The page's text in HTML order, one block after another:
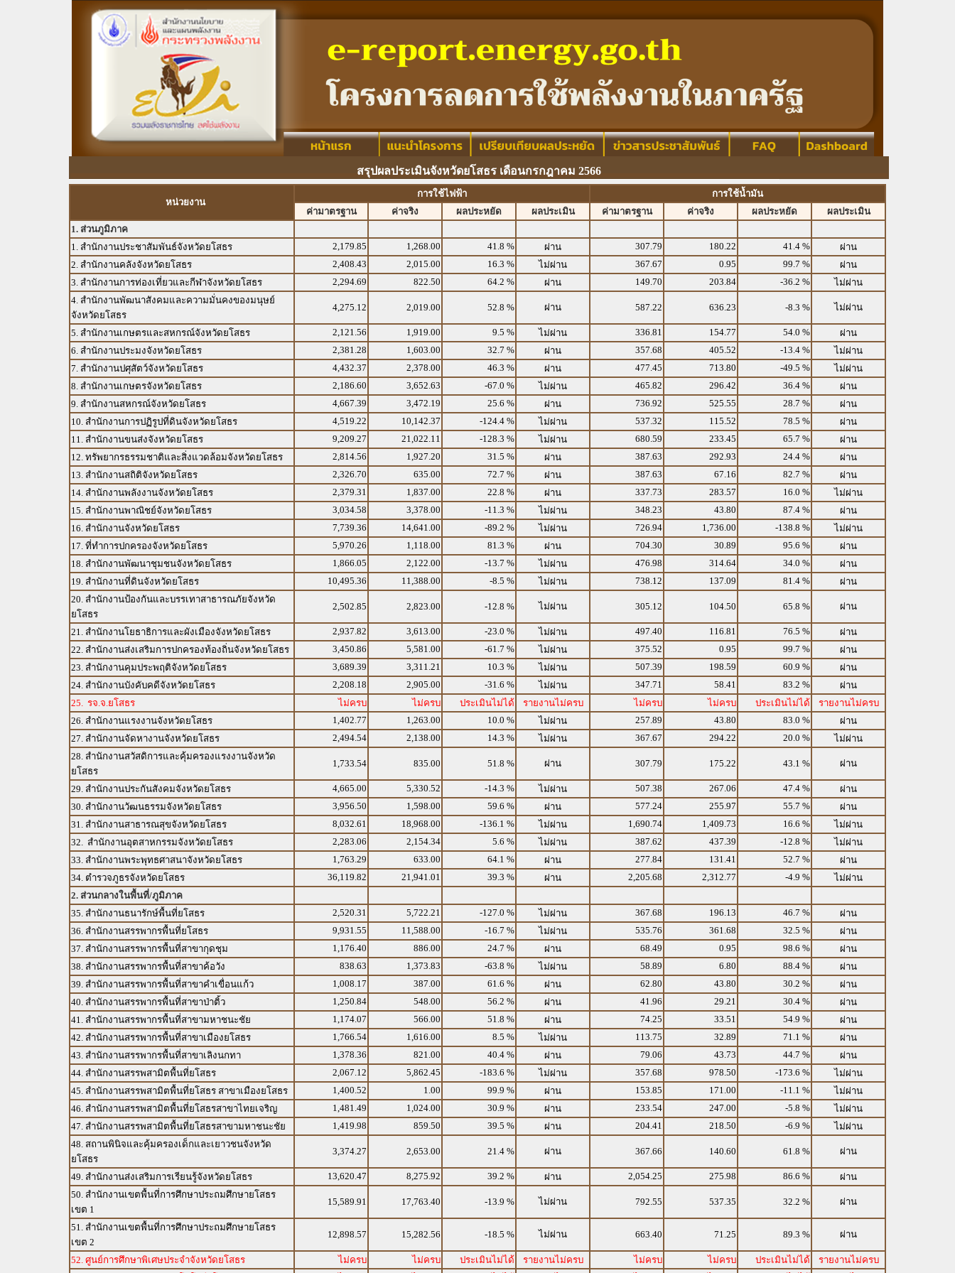
สรุปผลประเมินจังหวัดยโสธร เดือนกรกฎาคม 2566
หน่วยงาน
การใช้ไฟฟ้า
การใช้น้ำมัน
ค่ามาตรฐาน
ค่าจริง ผลประหยัด ผลประเมิน ค่ามาตรฐาน ค่าจริง ผลประหยัด
ผลประเมิน
1. ส่วนภูมิภาค
1. สำนักงานประชาสัมพันธ์จังหวัดยโสธร
2,179.85 1,268.00 41.8 % ผ่าน 307.79 180.22 41.4 %
ผ่าน
2. สำนักงานคลังจังหวัดยโสธร
2,408.43 2,015.00 16.3 % ไม่ผ่าน 367.67 0.95 99.7 %
ผ่าน
3. สำนักงานการท่องเที่ยวและกีฬาจังหวัดยโสธร
2,294.69 822.50 64.2 % ผ่าน 149.70 203.84 -36.2 %
ไม่ผ่าน
4. สำนักงานพัฒนาสังคมและความมั่นคงของมนุษย์
จังหวัดยโสธร
4,275.12 2,019.00 52.8 % ผ่าน 587.22 636.23 -8.3 % ไม่ผ่าน
5. สำนักงานเกษตรและสหกรณ์จังหวัดยโสธร 2,121.56 1,919.00 9.5 % ไม่ผ่าน 336.81 154.77 54.0 %
ผ่าน
6. สำนักงานประมงจังหวัดยโสธร
2,381.28 1,603.00 32.7 % ผ่าน 357.68 405.52 -13.4 %
ไม่ผ่าน
7. สำนักงานปศุสัตว์จังหวัดยโสธร
4,432.37 2,378.00 46.3 % ผ่าน 477.45 713.80 -49.5 %
ไม่ผ่าน
8. สำนักงานเกษตรจังหวัดยโสธร
2,186.60 3,652.63 -67.0 % ไม่ผ่าน 465.82 296.42 36.4 %
ผ่าน
9. สำนักงานสหกรณ์จังหวัดยโสธร
4,667.39 3,472.19 25.6 % ผ่าน 736.92 525.55 28.7 %
ผ่าน
10. สำนักงานการปฏิรูปที่ดินจังหวัดยโสธร
4,519.22 10,142.37 -124.4 % ไม่ผ่าน 537.32 115.52 78.5 %
ผ่าน
11. สำนักงานขนส่งจังหวัดยโสธร
9,209.27 21,022.11 -128.3 % ไม่ผ่าน 680.59 233.45 65.7 %
ผ่าน
12. ทรัพยากรธรรมชาติและสิ่งแวดล้อมจังหวัดยโสธร
2,814.56 1,927.20 31.5 % ผ่าน 387.63 292.93 24.4 %
ผ่าน
13. สำนักงานสถิติจังหวัดยโสธร
2,326.70 635.00 72.7 % ผ่าน 387.63 67.16 82.7 %
ผ่าน
14. สำนักงานพลังงานจังหวัดยโสธร
2,379.31 1,837.00 22.8 % ผ่าน 337.73 283.57 16.0 %
ไม่ผ่าน
15. สำนักงานพาณิชย์จังหวัดยโสธร
3,034.58 3,378.00 -11.3 % ไม่ผ่าน 348.23 43.80 87.4 %
ผ่าน
16. สำนักงานจังหวัดยโสธร
7,739.36 14,641.00 -89.2 % ไม่ผ่าน 726.94 1,736.00 -138.8 %
ไม่ผ่าน
17. ที่ทำการปกครองจังหวัดยโสธร
5,970.26 1,118.00 81.3 % ผ่าน 704.30 30.89 95.6 %
ผ่าน
18. สำนักงานพัฒนาชุมชนจังหวัดยโสธร
1,866.05 2,122.00 -13.7 % ไม่ผ่าน 476.98 314.64 34.0 %
ผ่าน
19. สำนักงานที่ดินจังหวัดยโสธร
10,495.36 11,388.00 -8.5 % ไม่ผ่าน 738.12 137.09 81.4 %
ผ่าน
20. สำนักงานป้องกันและบรรเทาสาธารณภัยจังหวัด
ยโสธร
2,502.85 2,823.00 -12.8 % ไม่ผ่าน 305.12 104.50 65.8 % ผ่าน
21. สำนักงานโยธาธิการและผังเมืองจังหวัดยโสธร 2,937.82 3,613.00 -23.0 % ไม่ผ่าน 497.40 116.81 76.5 %
ผ่าน
22. สำนักงานส่งเสริมการปกครองท้องถิ่นจังหวัดยโสธร
3,450.86 5,581.00 -61.7 % ไม่ผ่าน 375.52 0.95 99.7 %
ผ่าน
23. สำนักงานคุมประพฤติจังหวัดยโสธร
3,689.39 3,311.21 10.3 % ไม่ผ่าน 507.39 198.59 60.9 %
ผ่าน
24. สำนักงานบังคับคดีจังหวัดยโสธร
2,208.18 2,905.00 -31.6 % ไม่ผ่าน 347.71 58.41 83.2 %
ผ่าน
25. รจ.จ.ยโสธร
ไม่ครบ ไม่ครบ ประเมินไม่ได้ รายงานไม่ครบ ไม่ครบ ไม่ครบ ประเมินไม่ได้
รายงานไม่ครบ
26. สำนักงานแรงงานจังหวัดยโสธร
1,402.77 1,263.00 10.0 % ไม่ผ่าน 257.89 43.80 83.0 %
ผ่าน
27. สำนักงานจัดหางานจังหวัดยโสธร
2,494.54 2,138.00 14.3 % ไม่ผ่าน 367.67 294.22 20.0 %
ไม่ผ่าน
28. สำนักงานสวัสดิการและคุ้มครองแรงงานจังหวัด
ยโสธร
1,733.54 835.00 51.8 % ผ่าน 307.79 175.22 43.1 % ผ่าน
29. สำนักงานประกันสังคมจังหวัดยโสธร 4,665.00 5,330.52 -14.3 % ไม่ผ่าน 507.38 267.06 47.4 %
ผ่าน
30. สำนักงานวัฒนธรรมจังหวัดยโสธร
3,956.50 1,598.00 59.6 % ผ่าน 577.24 255.97 55.7 %
ผ่าน
31. สำนักงานสาธารณสุขจังหวัดยโสธร
8,032.61 18,968.00 -136.1 % ไม่ผ่าน 1,690.74 1,409.73 16.6 %
ไม่ผ่าน
32. สำนักงานอุตสาหกรรมจังหวัดยโสธร
2,283.06 2,154.34 5.6 % ไม่ผ่าน 387.62 437.39 -12.8 %
ไม่ผ่าน
33. สำนักงานพระพุทธศาสนาจังหวัดยโสธร
1,763.29 633.00 64.1 % ผ่าน 277.84 131.41 52.7 %
ผ่าน
34. ตำรวจภูธรจังหวัดยโสธร
36,119.82 21,941.01 39.3 % ผ่าน 2,205.68 2,312.77 -4.9 %
ไม่ผ่าน
2. ส่วนกลางในพื้นที่/ภูมิภาค
35. สำนักงานธนารักษ์พื้นที่ยโสธร
2,520.31 5,722.21 -127.0 % ไม่ผ่าน 367.68 196.13 46.7 %
ผ่าน
36. สำนักงานสรรพากรพื้นที่ยโสธร
9,931.55 11,588.00 -16.7 % ไม่ผ่าน 535.76 361.68 32.5 %
ผ่าน
37. สำนักงานสรรพากรพื้นที่สาขากุดชุม
1,176.40 886.00 24.7 % ผ่าน 68.49 0.95 98.6 %
ผ่าน
38. สำนักงานสรรพากรพื้นที่สาขาค้อวัง
838.63 1,373.83 -63.8 % ไม่ผ่าน 58.89 6.80 88.4 %
ผ่าน
39. สำนักงานสรรพากรพื้นที่สาขาคำเขื่อนแก้ว
1,008.17 387.00 61.6 % ผ่าน 62.80 43.80 30.2 %
ผ่าน
40. สำนักงานสรรพากรพื้นที่สาขาป่าติ้ว
1,250.84 548.00 56.2 % ผ่าน 41.96 29.21 30.4 %
ผ่าน
41. สำนักงานสรรพากรพื้นที่สาขามหาชนะชัย
1,174.07 566.00 51.8 % ผ่าน 74.25 33.51 54.9 %
ผ่าน
42. สำนักงานสรรพากรพื้นที่สาขาเมืองยโสธร
1,766.54 1,616.00 8.5 % ไม่ผ่าน 113.75 32.89 71.1 %
ผ่าน
43. สำนักงานสรรพากรพื้นที่สาขาเลิงนกทา
1,378.36 821.00 40.4 % ผ่าน 79.06 43.73 44.7 %
ผ่าน
44. สำนักงานสรรพสามิตพื้นที่ยโสธร
2,067.12 5,862.45 -183.6 % ไม่ผ่าน 357.68 978.50 -173.6 %
ไม่ผ่าน
45. สำนักงานสรรพสามิตพื้นที่ยโสธร สาขาเมืองยโสธร
1,400.52 1.00 99.9 % ผ่าน 153.85 171.00 -11.1 %
ไม่ผ่าน
46. สำนักงานสรรพสามิตพื้นที่ยโสธรสาขาไทยเจริญ
1,481.49 1,024.00 30.9 % ผ่าน 233.54 247.00 -5.8 %
ไม่ผ่าน
47. สำนักงานสรรพสามิตพื้นที่ยโสธรสาขามหาชนะชัย
1,419.98 859.50 39.5 % ผ่าน 204.41 218.50 -6.9 %
ไม่ผ่าน
48. สถานพินิจและคุ้มครองเด็กและเยาวชนจังหวัด
ยโสธร
3,374.27 2,653.00 21.4 % ผ่าน 367.66 140.60 61.8 % ผ่าน
49. สำนักงานส่งเสริมการเรียนรู้จังหวัดยโสธร 13,620.47 8,275.92 39.2 % ผ่าน 2,054.25 275.98 86.6 %
ผ่าน
50. สำนักงานเขตพื้นที่การศึกษาประถมศึกษายโสธร
เขต 1
15,589.91 17,763.40 -13.9 % ไม่ผ่าน 792.55 537.35 32.2 % ผ่าน
51. สำนักงานเขตพื้นที่การศึกษาประถมศึกษายโสธร
เขต 2
12,898.57 15,282.56 -18.5 % ไม่ผ่าน 663.40 71.25 89.3 % ผ่าน
52. ศูนย์การศึกษาพิเศษประจำจังหวัดยโสธร ไม่ครบ ไม่ครบ ประเมินไม่ได้ รายงานไม่ครบ ไม่ครบ ไม่ครบ ประเมินไม่ได้
รายงานไม่ครบ